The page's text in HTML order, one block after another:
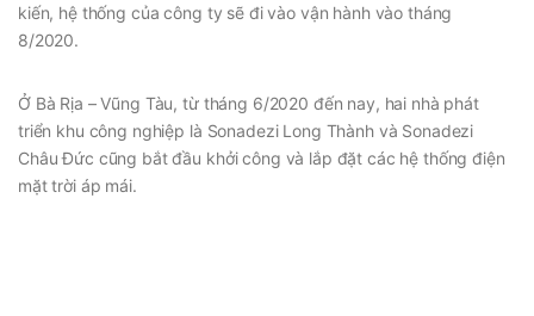
kiến, hệ thống của công ty sẽ đi vào vận hành vào tháng
8/2020.
Ở Bà Rịa – Vũng Tàu, từ tháng 6/2020 đến nay, hai nhà phát
triển khu công nghiệp là Sonadezi Long Thành và Sonadezi
Châu Đức cũng bắt đầu khởi công và lắp đặt các hệ thống điện
mặt trời áp mái.